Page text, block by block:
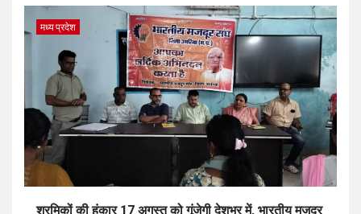
मध्य प्रदेश
श्रमिकों की हुंकार 17 अगस्त को गूंजेगी देशभर में, भारतीय मजदूर